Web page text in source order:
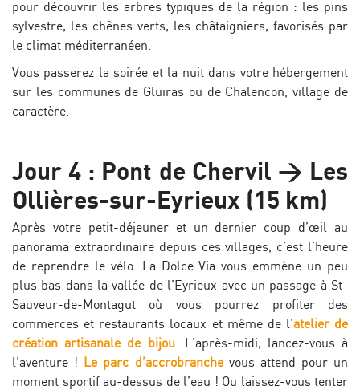
pour découvrir les arbres typiques de la région : les pins
sylvestre, les chênes verts, les châtaigniers, favorisés par
le climat méditerranéen.
Vous passerez la soirée et la nuit dans votre hébergement
sur les communes de Gluiras ou de Chalencon, village de
caractère.
Jour 4 : Pont de Chervil > Les
Ollières-sur-Eyrieux (15 km)
Après votre petit-déjeuner et un dernier coup d’œil au
panorama extraordinaire depuis ces villages, c’est l’heure
de reprendre le vélo. La Dolce Via vous emmène un peu
plus bas dans la vallée de l’Eyrieux avec un passage à St-
Sauveur-de-Montagut où vous pourrez profiter des
commerces et restaurants locaux et même de l’atelier de
création artisanale de bijou. L’après-midi, lancez-vous à
l’aventure ! Le parc d’accrobranchevous attend pour un
moment sportif au-dessus de l’eau ! Ou laissez-vous tenter